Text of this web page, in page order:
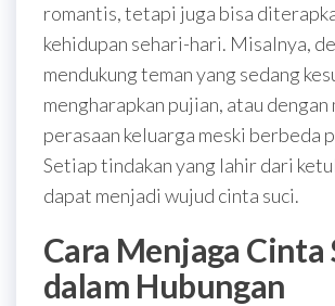
romantis, tetapi juga bisa
kehidupan sehari-hari. Misalnya,
mendukung teman yang sedang
mengharapkan pujian, atau
perasaan keluarga meski berbeda
Setiap tindakan yang lahir dari
dapat menjadi wujud cinta suci.
Cara Menjaga Cinta
dalam Hubungan